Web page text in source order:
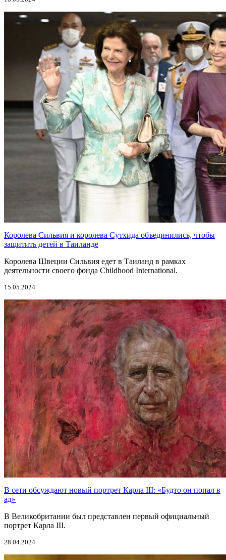
Королева Сильвия и королева Сутхида объединились, чтобы
защитить детей в Таиланде
Королева Швеции Сильвия едет в Таиланд в рамках
деятельности своего фонда Childhood International.
15.05.2024
В сети обсуждают новый портрет Карла III: «Будто он попал в
ад»
В Великобритании был представлен первый официальный
портрет Карла III.
28.04.2024